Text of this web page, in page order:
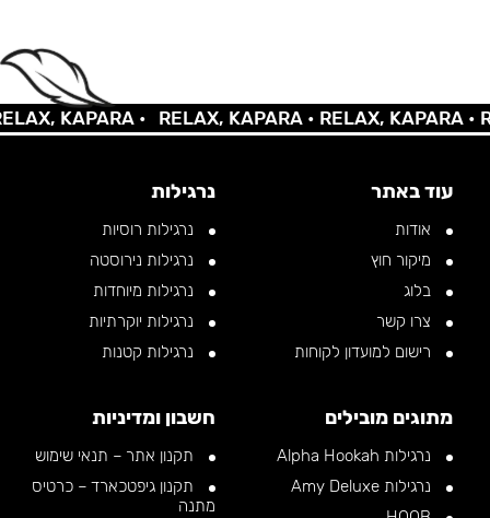
KAPARA • RELAX, KAPARA •RELAX, KAPARA •
עוד באתר
אודות
מיקור חוץ
בלוג
צרו קשר
רישום למועדון לקוחות
נרגילות
נרגילות רוסיות
נרגילות נירוסטה
נרגילות מיוחדות
נרגילות יוקרתיות
נרגילות קטנות
מתוגים מובילים
נרגילות Alpha Hookah
נרגילות Amy Deluxe
חשבון ומדיניות
תקנון אתר – תנאי שימוש
תקנון גיפטכארד – כרטיס
מתנה